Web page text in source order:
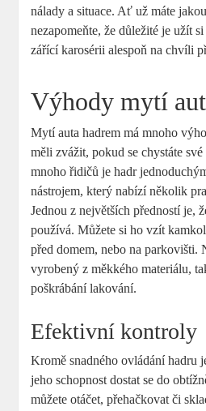
nálady a situace. Ať už máte
nezapomeňte, že důležité je užít
zářící karosérii alespoň na chvíli
Výhody mytí
Mytí auta hadrem má mnoho
měli zvážit, pokud se chystáte
mnoho řidičů je hadr
nástrojem, který nabízí několik
Jednou z největších předností je,
používá. Můžete si ho vzít
před domem, nebo na parkovišti.
vyrobený z měkkého materiálu,
poškrábání lakování.
Efektivní kontroly
Kromě snadného ovládání hadru
jeho schopnost dostat se do
můžete otáčet, přehačkovat či